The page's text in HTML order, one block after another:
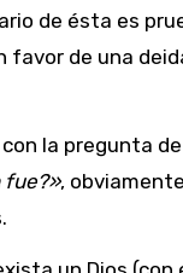
de ésta es
favor de una
la pregunta de
fue?»,